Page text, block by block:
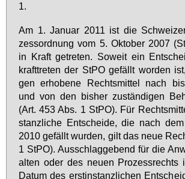
1.
Am 1. Ja­nu­ar 2011 ist die
zess­ord­nung vom 5. Ok­to­ber 2007
in Kraft ge­tre­ten. So­weit ein
kraft­tre­ten der StPO ge­fällt wor­den
gen er­ho­be­ne Rechts­mit­tel nach
und von den bis­her zu­stän­di­gen
(Art. 453 Abs. 1 StPO). Für
stanz­li­che Ent­schei­de, die nach
2010 ge­fällt wur­den, gilt das neue
1 StPO). Aus­schlag­ge­bend für die
al­ten oder des neu­en Pro­zess­rechts
Da­tum des erst­in­stanz­li­chen